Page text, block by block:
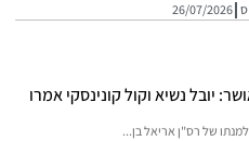
26/
נשיא וקול קונינסקי אמרו
רס"ן אריאל בן...